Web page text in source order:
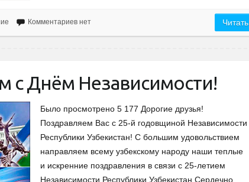
Комментариев нет Читать
c Днём Независимости!
Было просмотрено 5 177 Дорогие друзья!
Поздравляем Вас с 25-й годовщиной Независимости
Республики Узбекистан! С большим удовольствием
направляем всему узбекскому народу наши теплые
и искренние поздравления в связи с 25-летием
Независимости Республики Узбекистан Сердечно